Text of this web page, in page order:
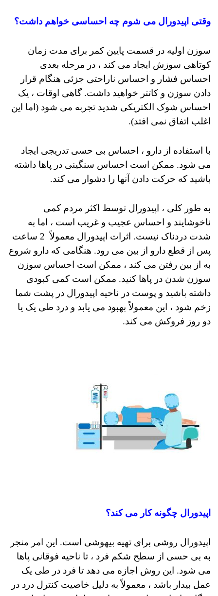
وقتی اپیدورال می شوم چه احساسی خواهم داشت؟
سوزن اولیه در قسمت پایین کمر برای مدت زمان
کوتاهی سوزش ایجاد می کند ، در مرحله بعدی
احساس فشار و احساس ناراحتی جزئی هنگام قرار
دادن سوزن و کاتتر خواهید داشت. گاهی اوقات ، یک
احساس شوک الکتریکی شدید تجربه می شود (اما این
اغلب اتفاق نمی افتد).
با استفاده از دارو ، احساس بی حسی تدریجی ایجاد
می شود. ممکن است احساس سنگینی در پاها داشته
باشید که حرکت دادن آنها را دشوار می کند.
به طور کلی ، اپیدورال توسط اکثر مردم کمی
ناخوشایند و احساس عجیب و غریب است ، اما به
شدت دردناک نیست. اثرات اپیدورال معمولاً 2 ساعت
پس از قطع دارو از بین می رود. هنگامی که دارو شروع
به از بین رفتن می کند ، ممکن است احساس سوزن
سوزن شدن در پاها کنید. ممکن است کمی کبودی
داشته باشید و پوست در ناحیه اپیدورال در پشت شما
زخم شود ، این معمولاً بهبود می یابد و درد طی یک یا
دو روز فروکش می کند.
اپیدورال چگونه کار می کند؟
اپیدورال روشی برای تهیه بیهوشی است. این امر منجر
به بی حسی از سطح شکم فرد ، تا ناحیه فوقانی پاها
می شود. این روش اجازه می دهد تا فرد در طی یک
عمل بیدار باشد ، معمولاً به دلیل خاصیت کنترل درد در